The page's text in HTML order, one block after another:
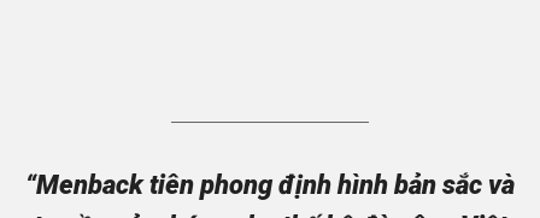
“Menback tiên phong định hình bản sắc và